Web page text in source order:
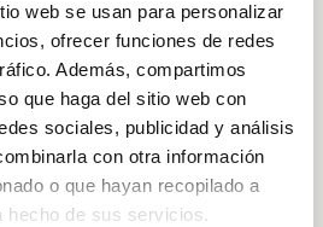
web se usan para personalizar
ofrecer funciones de redes
Además, compartimos
que haga del sitio web con
sociales, publicidad y análisis
con otra información
o que hayan recopilado a
hecho de sus servicios.